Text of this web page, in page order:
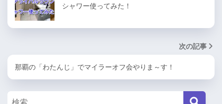
シャワー使ってみた！
次の記事
那覇の「わたんじ」でマイラーオフ会やりま～す！